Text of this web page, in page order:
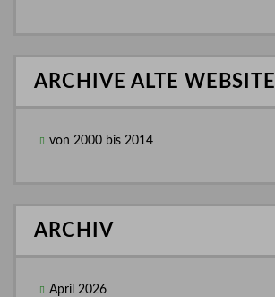
ARCHIVE ALTE WEBSITE
von 2000 bis 2014
ARCHIV
April 2026